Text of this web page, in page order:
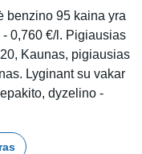
benzino 95 kaina yra
0,760 €/l. Pigiausias
Kaunas, pigiausias
Lyginant su vakar
dyzelino -